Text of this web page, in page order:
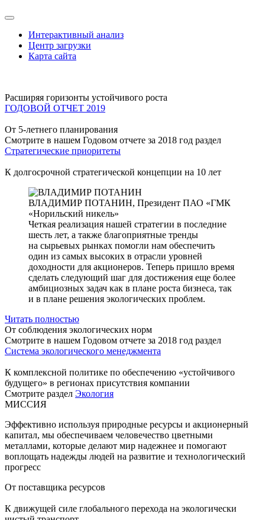
Интерактивный анализ
Центр загрузки
Карта сайта
Расширяя горизонты устойчивого роста
ГОДОВОЙ ОТЧЕТ 2019
От 5-летнего планирования
Смотрите в нашем Годовом отчете за 2018 год раздел
Стратегические приоритеты
К долгосрочной стратегической концепции на 10 лет
ВЛАДИМИР ПОТАНИН, Президент ПАО «ГМК
«Норильский никель»
Четкая реализация нашей стратегии в последние
шесть лет, а также благоприятные тренды
на сырьевых рынках помогли нам обеспечить
один из самых высоких в отрасли уровней
доходности для акционеров. Теперь пришло время
сделать следующий шаг для достижения еще более
амбициозных задач как в плане роста бизнеса, так
и в плане решения экологических проблем.
Читать полностью
От соблюдения экологических норм
Смотрите в нашем Годовом отчете за 2018 год раздел
Система экологического менеджмента
К комплексной политике по обеспечению «устойчивого
будущего» в регионах присутствия компании
Смотрите раздел Экология
МИССИЯ
Эффективно используя природные ресурсы и акционерный
капитал, мы обеспечиваем человечество цветными
металлами, которые делают мир надежнее и помогают
воплощать надежды людей на развитие и технологический
прогресс
От поставщика ресурсов
К движущей силе глобального перехода на экологически